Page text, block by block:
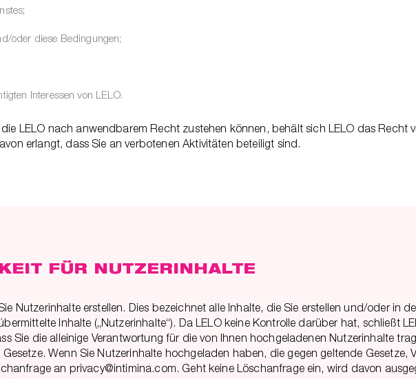
oder diese Bedingungen;
Interessen von LELO.
LELO nach anwendbarem Recht zustehen können, behält sich LELO das Recht
erlangt, dass Sie an verbotenen Aktivitäten beteiligt sind.
FÜR NUTZERINHALTE
Nutzerinhalte erstellen. Dies bezeichnet alle Inhalte, die Sie erstellen und/oder in
Inhalte („Nutzerinhalte“). Da LELO keine Kontrolle darüber hat, schließt
Sie die alleinige Verantwortung für die von Ihnen hochgeladenen Nutzerinhalte
Wenn Sie Nutzerinhalte hochgeladen haben, die gegen geltende Gesetze,
an privacy@intimina.com. Geht keine Löschanfrage ein, wird davon